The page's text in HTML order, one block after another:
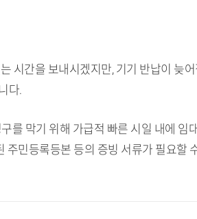
시간을 보내시겠지만, 기기 반납이 늦
다.
를 막기 위해 가급적 빠른 시일 내에
주민등록등본 등의 증빙 서류가 필요할